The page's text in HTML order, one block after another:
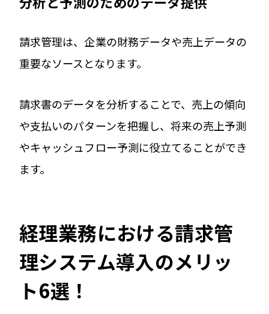
請求管理は、企業の財務データや売上データの
重要なソースとなります。
請求書のデータを分析することで、売上の傾向
や支払いのパターンを把握し、将来の売上予測
やキャッシュフロー予測に役立てることができ
ます。
経理業務における請求管
理システム導入のメリッ
ト6選！